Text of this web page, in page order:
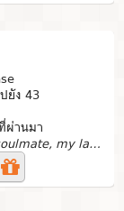
ยัง 43
ผ่านมา
I am looking for a soulmate, my last girlfriend, I am a...